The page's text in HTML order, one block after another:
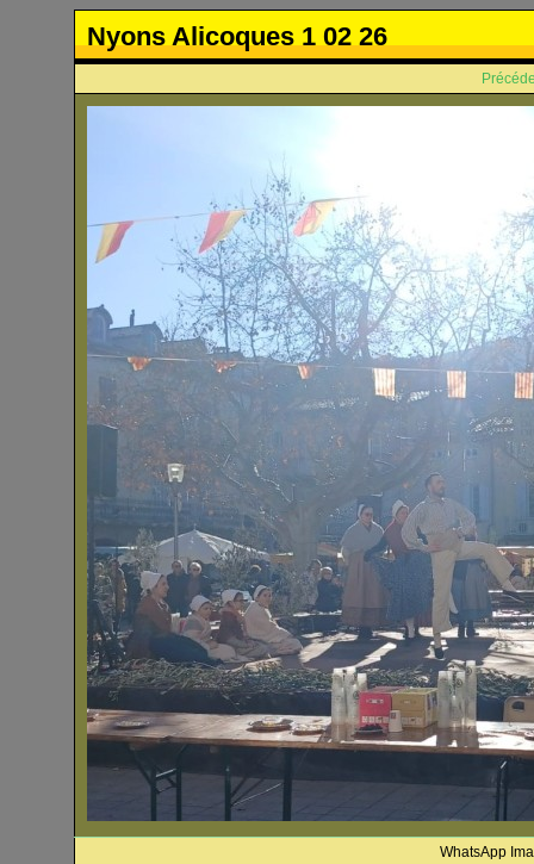
Nyons Alicoques 1 02 26
WhatsApp